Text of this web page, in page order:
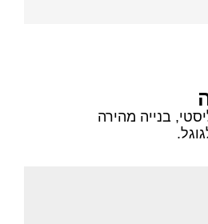
בנייה מהירה